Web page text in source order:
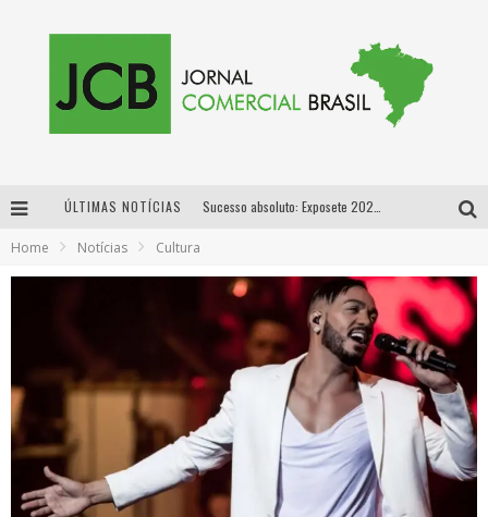
ÚLTIMAS NOTÍCIAS
Proibida anuncia retorno da Puro Malte Extra e consolida trajetória de democratização cervejeira no Brasil
Home Notícias Cultura